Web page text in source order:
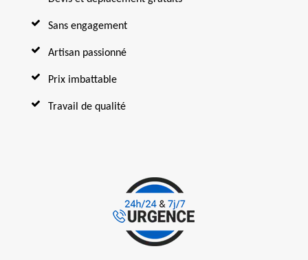
Sans engagement
Artisan passionné
Prix imbattable
Travail de qualité